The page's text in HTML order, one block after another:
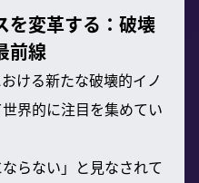
を変革する：破壊
前線
ける新たな破壊的イノ
界的に注目を集めてい
らない」と見なされて